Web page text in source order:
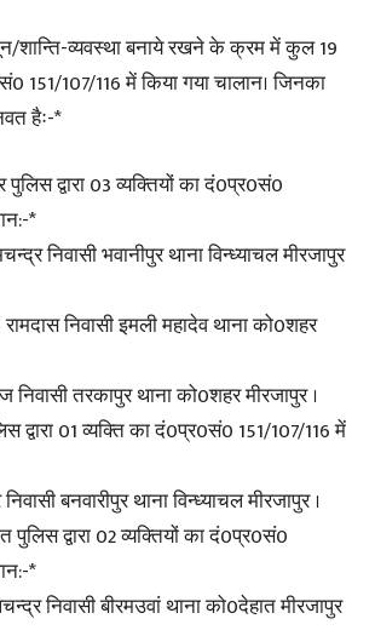
शान्ति-व्यवस्था बनाये रखने के क्रम में कुल 19
151/107/116 में किया गया चालान। जिनका
हैः-*
द्वारा 03 व्यक्तियों का दं0प्र0सं0
*
निवासी भवानीपुर थाना विन्ध्याचल मीरजापुर
निवासी इमली महादेव थाना को0शहर
निवासी तरकापुर थाना को0शहर मीरजापुर ।
द्वारा 01 व्यक्ति का दं0प्र0सं0 151/107/116 में
बनवारीपुर थाना विन्ध्याचल मीरजापुर ।
पुलिस द्वारा 02 व्यक्तियों का दं0प्र0सं0
*
निवासी बीरमउवां थाना को0देहात मीरजापुर